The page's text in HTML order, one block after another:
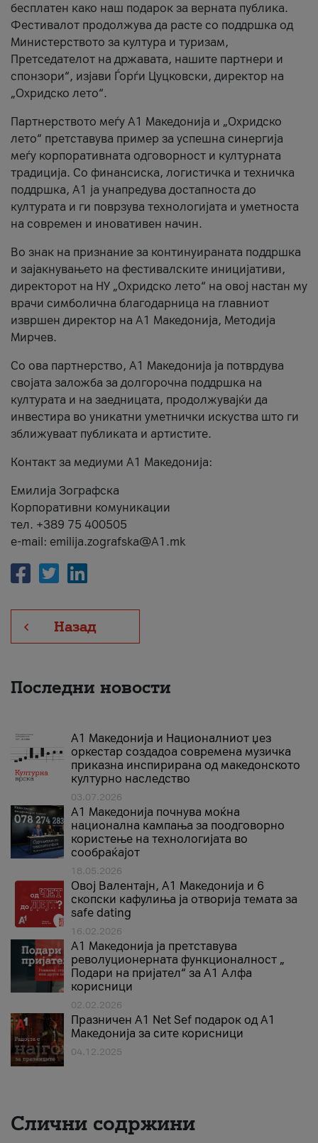
бесплатен како наш подарок за верната публика.
Фестивалот продолжува да расте со поддршка од
Министерството за култура и туризам,
Претседателот на државата, нашите партнери и
спонзори“, изјави Ѓорѓи Цуцковски, директор на
„Охридско лето“.
Партнерството меѓу A1 Македонија и „Охридско
лето“ претставува пример за успешна синергија
меѓу корпоративната одговорност и културната
традиција. Со финансиска, логистичка и техничка
поддршка, A1 ја унапредува достапноста до
културата и ги поврзува технологијата и уметноста
на современ и иновативен начин.
Во знак на признание за континуираната поддршка
и зајакнувањето на фестивалските иницијативи,
директорот на НУ „Охридско лето“ на овој настан му
врачи симболична благодарница на главниот
извршен директор на A1 Македонија, Методија
Мирчев.
Со ова партнерство, A1 Македонија ја потврдува
својата заложба за долгорочна поддршка на
културата и на заедницата, продолжувајќи да
инвестира во уникатни уметнички искуства што ги
зближуваат публиката и артистите.
Контакт за медиуми А1 Македонија:
Емилија Зографска
Корпоративни комуникации
тел. +389 75 400505
e-mail: emilija.zografska@A1.mk
Назад
Последни новости
А1 Македонија и Националниот џез
оркестар создадоа современа музичка
приказна инспирирана од македонското
културно наследство
03.07.2026
A1 Македонија почнува моќна
национална кампања за поодговорно
користење на технологијата во
сообраќајот
18.05.2026
Овој Валентајн, A1 Македонија и 6
скопски кафулиња ја отворија темата за
safe dating
16.02.2026
А1 Македонија ја претставува
револуционерната функционалност „
Подари на пријател“ за А1 Алфа
корисници
02.02.2026
Празничен A1 Net Sеf подарок од А1
Македонија за сите корисници
04.12.2025
Слични содржини